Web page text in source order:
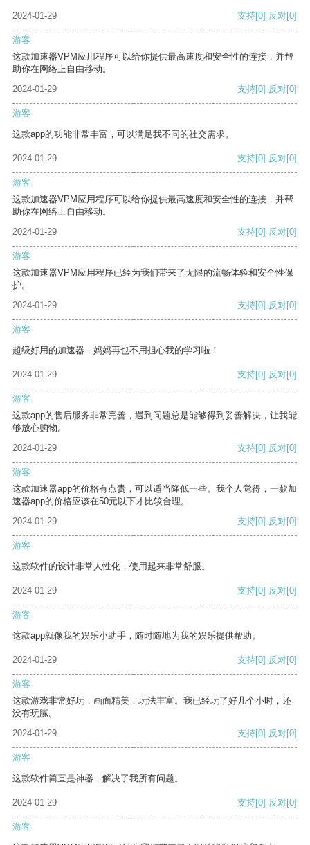
2024-01-29 支持[0] 反对[0]
游客
这款加速器VPM应用程序可以给你提供最高速度和安全性的连接，并帮
助你在网络上自由移动。
2024-01-29
支持[0] 反对[0]
游客
这款app的功能非常丰富，可以满足我不同的社交需求。
2024-01-29 支持[0] 反对[0]
游客
这款加速器VPM应用程序可以给你提供最高速度和安全性的连接，并帮
助你在网络上自由移动。
2024-01-29
支持[0] 反对[0]
游客
这款加速器VPM应用程序已经为我们带来了无限的流畅体验和安全性保
护。
2024-01-29
支持[0] 反对[0]
游客
超级好用的加速器，妈妈再也不用担心我的学习啦！
2024-01-29 支持[0] 反对[0]
游客
这款app的售后服务非常完善，遇到问题总是能够得到妥善解决，让我能
够放心购物。
2024-01-29
支持[0] 反对[0]
游客
这款加速器app的价格有点贵，可以适当降低一些。我个人觉得，一款加
速器app的价格应该在50元以下才比较合理。
2024-01-29
支持[0] 反对[0]
游客
这款软件的设计非常人性化，使用起来非常舒服。
2024-01-29 支持[0] 反对[0]
游客
这款app就像我的娱乐小助手，随时随地为我的娱乐提供帮助。
2024-01-29 支持[0] 反对[0]
游客
这款游戏非常好玩，画面精美，玩法丰富。我已经玩了好几个小时，还
没有玩腻。
2024-01-29
支持[0] 反对[0]
游客
这款软件简直是神器，解决了我所有问题。
2024-01-29 支持[0] 反对[0]
游客